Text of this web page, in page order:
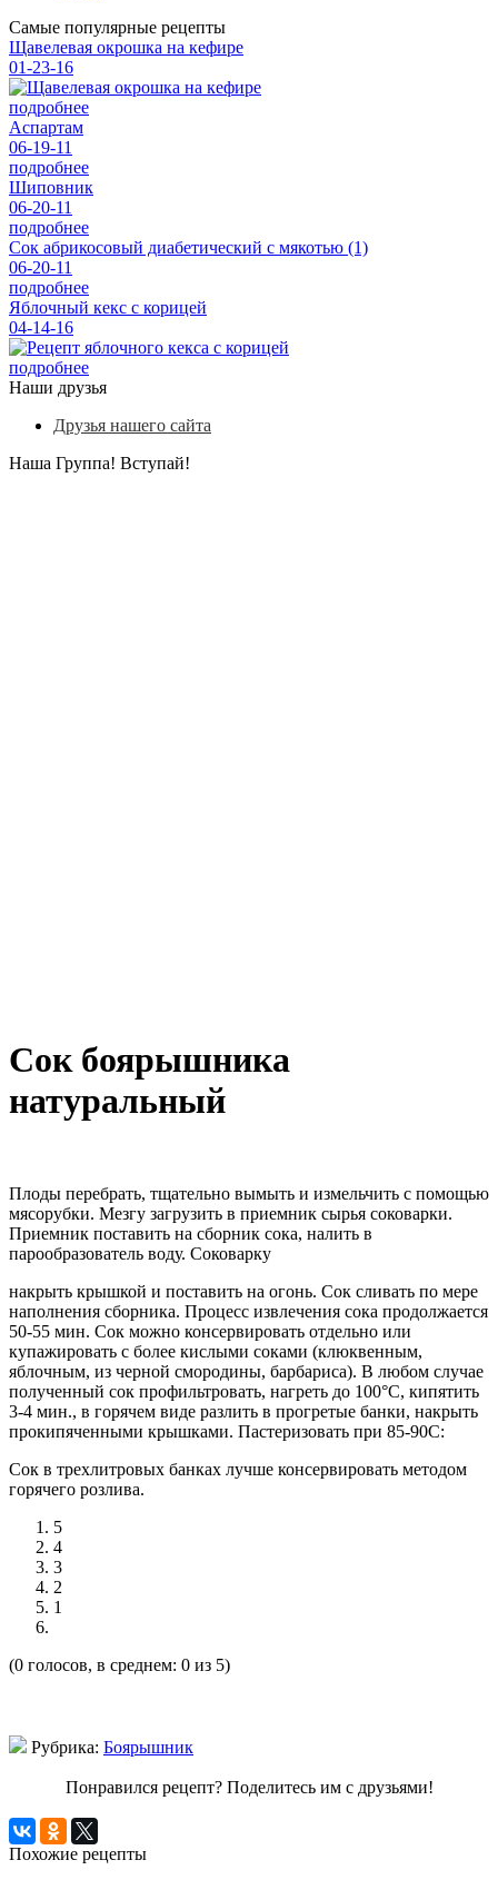
Самые популярные рецепты
Щавелевая окрошка на кефире
01-23-16
подробнее
Аспартам
06-19-11
подробнее
Шиповник
06-20-11
подробнее
Сок абрикосовый диабетический с мякотью (1)
06-20-11
подробнее
Яблочный кекс с корицей
04-14-16
подробнее
Наши друзья
Друзья нашего сайта
Наша Группа! Вступай!
Сок боярышника
натуральный
Плоды перебрать, тщательно вымыть и измельчить с помощью
мясорубки. Мезгу загрузить в приемник сырья соковарки.
Приемник поставить на сборник сока, налить в
парообразователь воду. Соковарку
накрыть крышкой и поставить на огонь. Сок сливать по мере
наполнения сборника. Процесс извлечения сока продолжается
50-55 мин. Сок можно консервировать отдельно или
купажировать с более кислыми соками (клюквенным,
яблочным, из черной смородины, барбариса). В любом случае
полученный сок профильтровать, нагреть до 100°С, кипятить
3-4 мин., в горячем виде разлить в прогретые банки, накрыть
прокипяченными крышками. Пастеризовать при 85-90С:
Сок в трехлитровых банках лучше консервировать методом
горячего розлива.
5
4
3
2
1
(0 голосов, в среднем: 0 из 5)
Рубрика: Боярышник
Понравился рецепт? Поделитесь им с друзьями!
Похожие рецепты